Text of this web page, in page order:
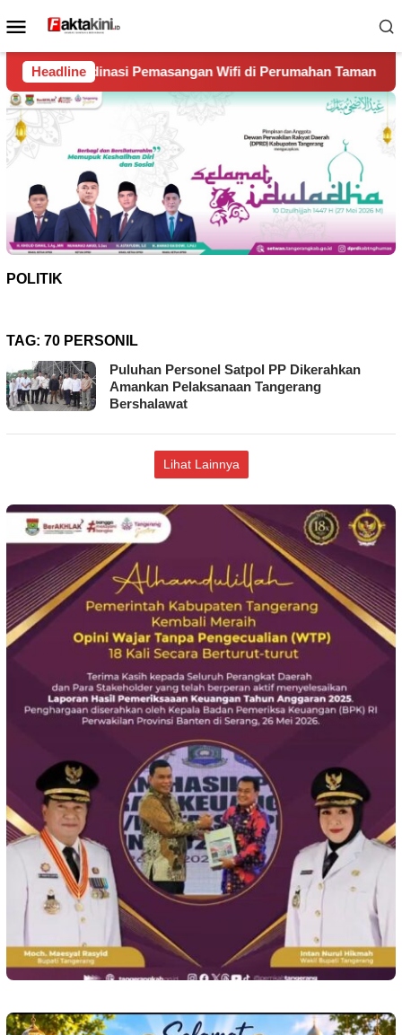
ke
Menu
Mobile
HeadlineWifi di Perumahan Taman Kirana Surya Solear
POLITIK
TAG: 70 PERSONIL
Puluhan Personel Satpol PP Dikerahkan
Amankan Pelaksanaan Tangerang
Bershalawat
Lihat Lainnya